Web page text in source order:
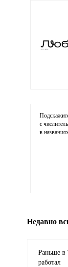
с
в
Недавно
Раньше в
работал